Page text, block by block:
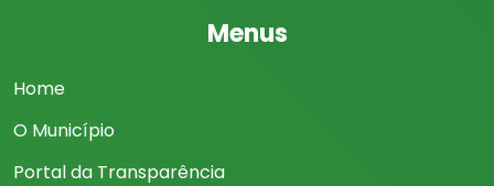
Menus
Home
O Município
Portal da Transparência